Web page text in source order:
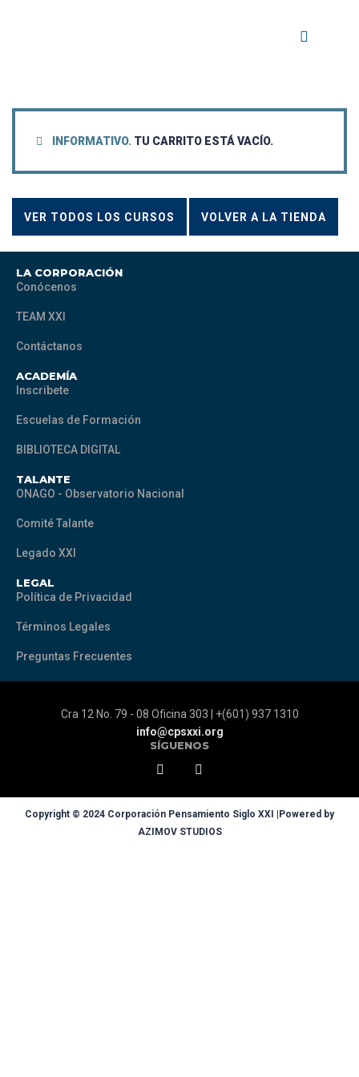
INFORMATIVO. TU CARRITO ESTÁ VACÍO.
VER TODOS LOS CURSOS VOLVER A LA TIENDA
LA CORPORACIÓN
Conócenos
TEAM XXI
Contáctanos
ACADEMÍA
Inscribete
Escuelas de Formación
BIBLIOTECA DIGITAL
TALANTE
ONAGO - Observatorio Nacional
Comité Talante
Legado XXI
LEGAL
Política de Privacidad
Términos Legales
Preguntas Frecuentes
Cra 12 No. 79 - 08 Oficina 303 | +(601) 937 1310
info@cpsxxi.org
SÍGUENOS
Copyright © 2024 Corporación Pensamiento Siglo XXI |Powered by
AZIMOV STUDIOS